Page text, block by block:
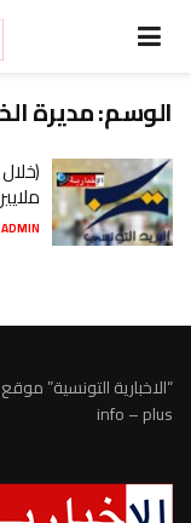
الوسم:مديرة
ADMIN
“الاخبارية التونسية”
info – plus